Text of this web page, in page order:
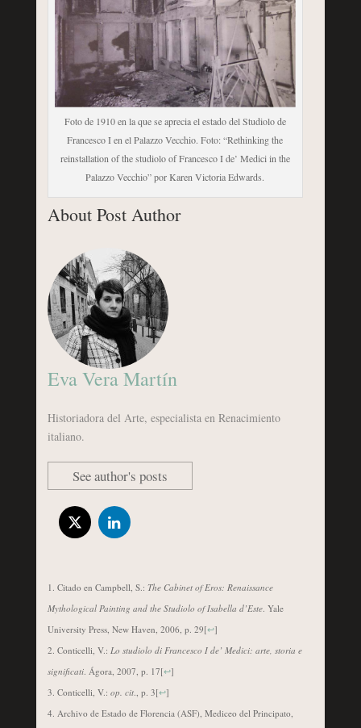
Foto de 1910 en la que se aprecia el estado del Studiolo de
Francesco I en el Palazzo Vecchio. Foto: “Rethinking the
reinstallation of the studiolo of Francesco I de’ Medici in the
Palazzo Vecchio” por Karen Victoria Edwards.
About Post Author
Eva Vera Martín
Historiadora del Arte, especialista en Renacimiento
italiano.
See author's posts
Citado en Campbell, S.: The Cabinet of Eros: Renaissance
Mythological Painting and the Studiolo of Isabella d’Este. Yale
University Press, New Haven, 2006, p. 29[↩]
Conticelli, V.: Lo studiolo di Francesco I de’ Medici: arte, storia e
significati. Ágora, 2007, p. 17[↩]
Conticelli, V.: op. cit., p. 3[↩]
Archivo de Estado de Florencia (ASF), Mediceo del Principato,